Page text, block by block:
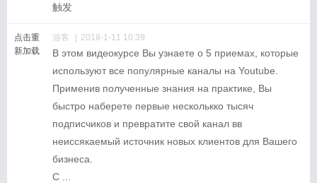
触发
点击重
新加载
游客 2018-1-11 10:39
В этом видеокурсе Вы узнаете о 5 приемах, которые
используют все популярные каналы на Youtube.
Применив полученные знания на практике, Вы
быстро наберете первые несколькко тысяч
подписчиков и превратите свой канал вв
неиссякаемый источник новых клиентов для Вашего
бизнеса.
С ...